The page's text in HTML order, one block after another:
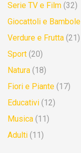
Serie TV e Film (32)
Giocattoli e Bambole
Verdure e Frutta (21)
Sport (20)
Natura (18)
Fiori e Piante (17)
Educativi (12)
Musica (11)
Adulti (11)